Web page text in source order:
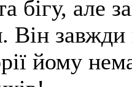
бігу, але
Він
йому